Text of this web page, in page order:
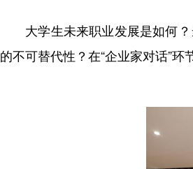
大学生未来职业发展是如何
的不可替代性？在“企业家对话”